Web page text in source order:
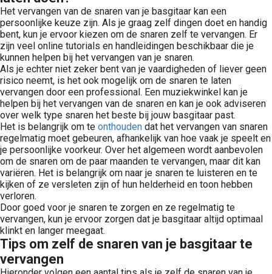
Het vervangen van de snaren van je basgitaar kan een
persoonlijke keuze zijn. Als je graag zelf dingen doet en handig
bent, kun je ervoor kiezen om de snaren zelf te vervangen. Er
zijn veel online tutorials en handleidingen beschikbaar die je
kunnen helpen bij het vervangen van je snaren.
Als je echter niet zeker bent van je vaardigheden of liever geen
risico neemt, is het ook mogelijk om de snaren te laten
vervangen door een professional. Een muziekwinkel kan je
helpen bij het vervangen van de snaren en kan je ook adviseren
over welk type snaren het beste bij jouw basgitaar past.
Het is belangrijk om te onthouden dat het vervangen van snaren
regelmatig moet gebeuren, afhankelijk van hoe vaak je speelt en
je persoonlijke voorkeur. Over het algemeen wordt aanbevolen
om de snaren om de paar maanden te vervangen, maar dit kan
variëren. Het is belangrijk om naar je snaren te luisteren en te
kijken of ze versleten zijn of hun helderheid en toon hebben
verloren.
Door goed voor je snaren te zorgen en ze regelmatig te
vervangen, kun je ervoor zorgen dat je basgitaar altijd optimaal
klinkt en langer meegaat.
Tips om zelf de snaren van je basgitaar te
vervangen